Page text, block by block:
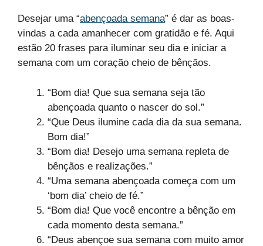
Desejar uma “abençoada semana” é dar as boas-
vindas a cada amanhecer com gratidão e fé. Aqui
estão 20 frases para iluminar seu dia e iniciar a
semana com um coração cheio de bênçãos.
“Bom dia! Que sua semana seja tão
abençoada quanto o nascer do sol.”
“Que Deus ilumine cada dia da sua semana.
Bom dia!”
“Bom dia! Desejo uma semana repleta de
bênçãos e realizações.”
“Uma semana abençoada começa com um
‘bom dia’ cheio de fé.”
“Bom dia! Que você encontre a bênção em
cada momento desta semana.”
“Deus abençoe sua semana com muito amor